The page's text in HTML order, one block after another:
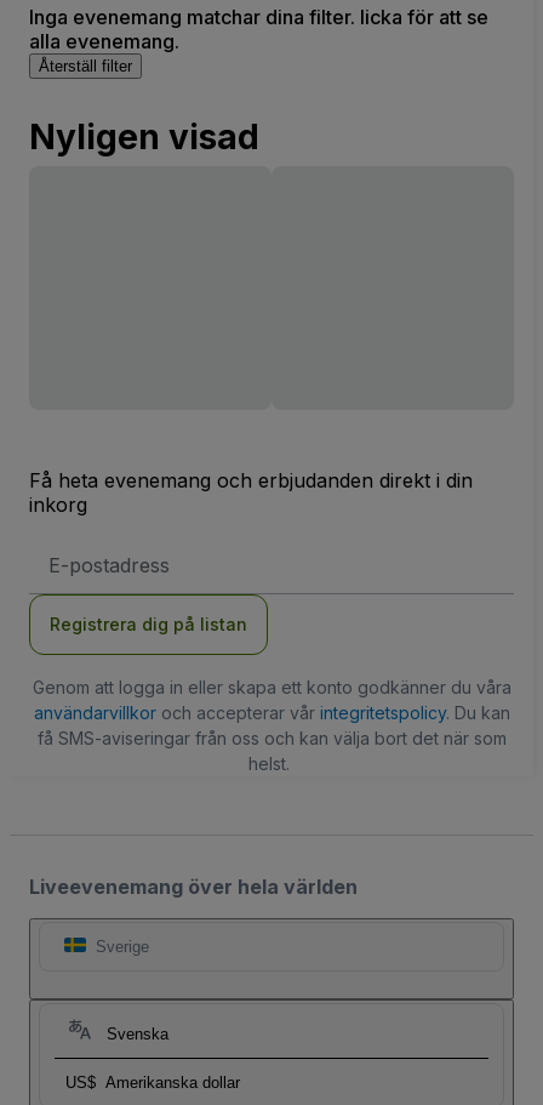
Inga evenemang matchar dina filter. licka för att se
alla evenemang.
Återställ filter
Nyligen visad
Få heta evenemang och erbjudanden direkt i din
inkorg
postadress
Registrera dig på listan
Genom att logga in eller skapa ett konto godkänner du våra
användarvillkoroch accepterar vår integritetspolicy. Du kan
få SMS-aviseringar från oss och kan välja bort det när som
helst.
Liveevenemang över hela världen
Sverige
Svenska
US$ Amerikanska dollar